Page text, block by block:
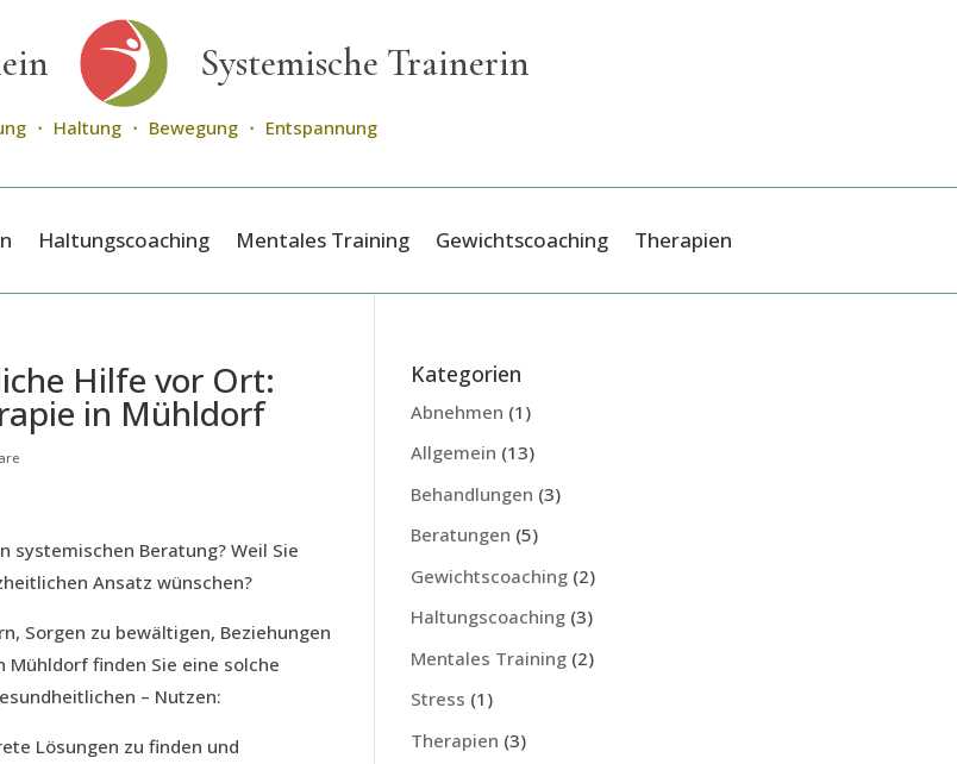
Systemische Trainerin
・ Haltung ・ Bewegung ・ Entspannung
Haltungscoaching Mentales Training Gewichtscoaching Therapien
Hilfe vor Ort:
in Mühldorf
systemischen Beratung? Weil Sie
Ansatz wünschen?
Sorgen zu bewältigen, Beziehungen
Mühldorf finden Sie eine solche
– Nutzen:
Lösungen zu finden und
Kategorien
Abnehmen (1)
Allgemein (13)
Behandlungen (3)
Beratungen (5)
Gewichtscoaching(2)
Haltungscoaching(3)
Mentales Training(2)
Stress (1)
Therapien (3)